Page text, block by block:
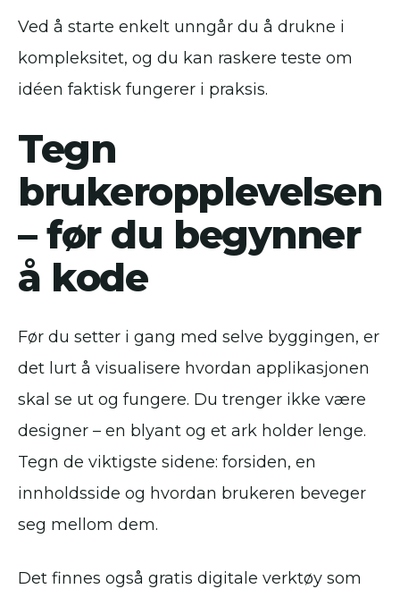
Ved å starte enkelt unngår du å drukne i
kompleksitet, og du kan raskere teste om
idéen faktisk fungerer i praksis.
Tegn
brukeropplevelsen
– før du begynner
å kode
Før du setter i gang med selve byggingen, er
det lurt å visualisere hvordan applikasjonen
skal se ut og fungere. Du trenger ikke være
designer – en blyant og et ark holder lenge.
Tegn de viktigste sidene: forsiden, en
innholdsside og hvordan brukeren beveger
seg mellom dem.
Det finnes også gratis digitale verktøy som